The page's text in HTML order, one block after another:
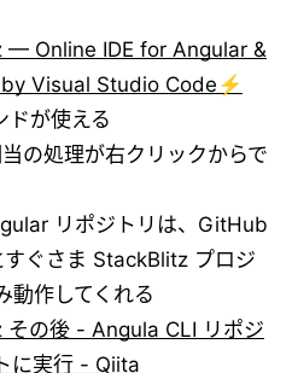
— Online IDE for Angular &
Visual Studio Code⚡
ドが使える
の処理が右クリックからで
リポジトリは、GitHub
ぐさま StackBlitz プロジ
動作してくれる
その後 - Angula CLI リポジ
に実行 - Qiita